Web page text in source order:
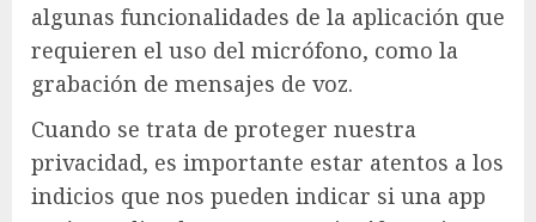
algunas funcionalidades de la aplicación que
requieren el uso del micrófono, como la
grabación de mensajes de voz.
Cuando se trata de proteger nuestra
privacidad, es importante estar atentos a los
indicios que nos pueden indicar si una app